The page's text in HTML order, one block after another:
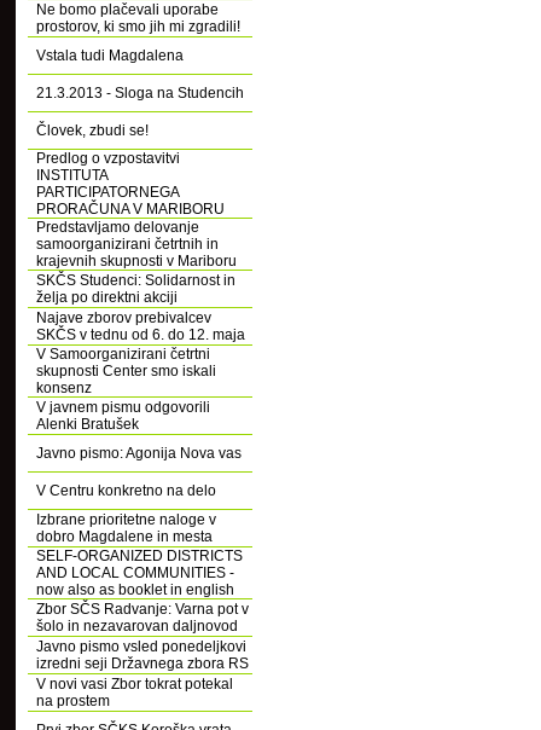
Ne bomo plačevali uporabe
prostorov, ki smo jih mi zgradili!
Vstala tudi Magdalena
21.3.2013 - Sloga na Studencih
Človek, zbudi se!
Predlog o vzpostavitvi
INSTITUTA
PARTICIPATORNEGA
PRORAČUNA V MARIBORU
Predstavljamo delovanje
samoorganizirani četrtnih in
krajevnih skupnosti v Mariboru
SKČS Studenci: Solidarnost in
želja po direktni akciji
Najave zborov prebivalcev
SKČS v tednu od 6. do 12. maja
V Samoorganizirani četrtni
skupnosti Center smo iskali
konsenz
V javnem pismu odgovorili
Alenki Bratušek
Javno pismo: Agonija Nova vas
V Centru konkretno na delo
Izbrane prioritetne naloge v
dobro Magdalene in mesta
SELF-ORGANIZED DISTRICTS
AND LOCAL COMMUNITIES -
now also as booklet in english
Zbor SČS Radvanje: Varna pot v
šolo in nezavarovan daljnovod
Javno pismo vsled ponedeljkovi
izredni seji Državnega zbora RS
V novi vasi Zbor tokrat potekal
na prostem